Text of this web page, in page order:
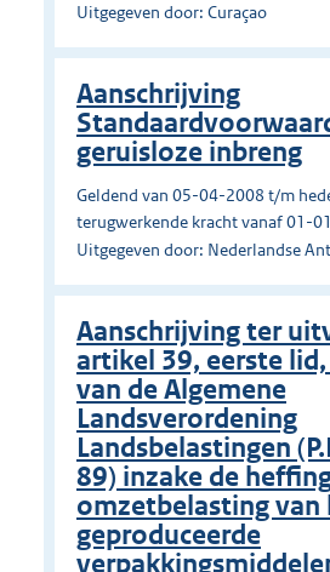
Uitgegeven door: Curaçao
Aanschrijving
geruisloze inbreng
Geldend van 05-04-2008 t/m
terugwerkende kracht vanaf 01-
Uitgegeven door: Nederlandse
Aanschrijving ter
artikel 39, eerste
van de Algemene
Landsverordening
Landsbelastingen
89) inzake de
omzetbelasting van
geproduceerde